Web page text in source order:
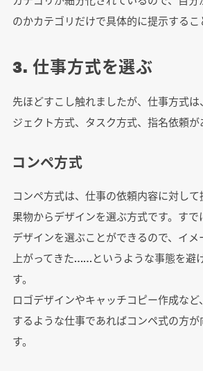
のかカテゴリだけで具体的に提示するこ
3. 仕事方式を選ぶ
先ほどすこし触れましたが、仕事方式
ジェクト方式、タスク方式、指名依頼が
コンペ方式
コンペ方式は、仕事の依頼内容に対し
果物からデザインを選ぶ方式です。すで
デザインを選ぶことができるので、イ
上がってきた……というような事態を避
す。
ロゴデザインやキャッチコピー作成な
するような仕事であればコンペ式の方
す。